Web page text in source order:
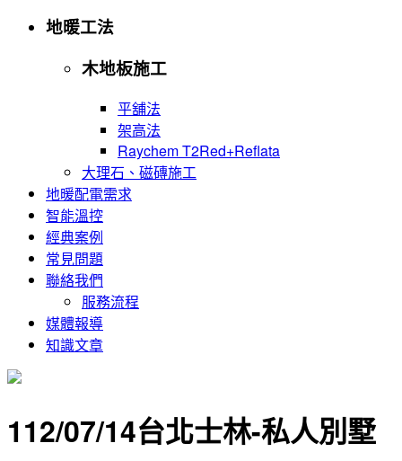
地暖工法
木地板施工
平舖法
架高法
Raychem T2Red+Reflata
大理石、磁磚施工
地暖配電需求
智能溫控
經典案例
常見問題
聯絡我們
服務流程
媒體報導
知識文章
112/07/14台北士林-私人別墅